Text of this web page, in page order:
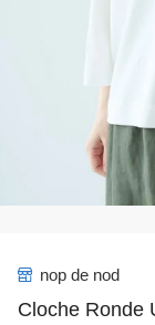
nop de nod
Cloche Ronde